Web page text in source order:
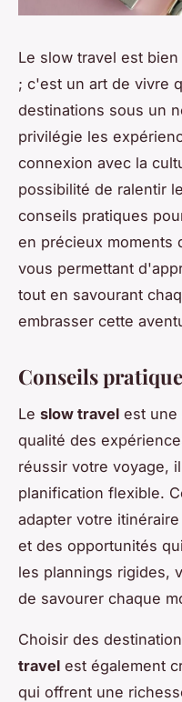
Le slow travel est
; c'est un art de vivre
destinations sous un
privilégie les
connexion avec la
possibilité de ralentir
conseils pratiques
en précieux moments
vous permettant
tout en savourant
embrasser cette
Conseils
Le slow travel est une
qualité des
réussir votre voyage,
planification flexible.
adapter votre
et des opportunités
les plannings rigides,
de savourer chaque
Choisir des
travel est également
qui offrent une